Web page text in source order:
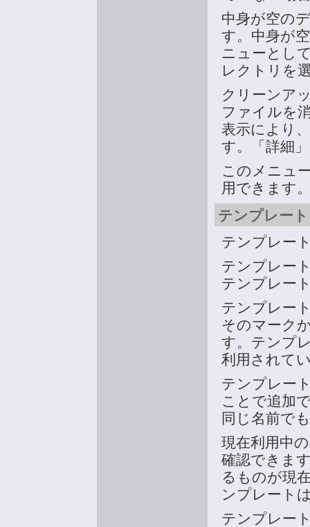
中身が空の
す。中身が
ニューとし
レクトリを
クリーンア
ファイルを
表示により
す。「詳細
このメニュ
用できます
テンプレー
テンプレー
テンプレー
テンプレー
テンプレー
そのマーク
す。テンプ
利用されて
テンプレー
ことで追加
同じ名前で
現在利用中
確認できま
るものが現
ンプレート
テンプレー